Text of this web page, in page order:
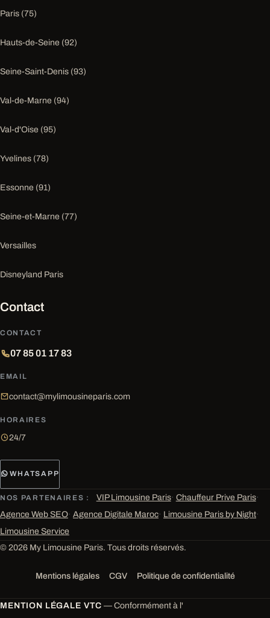
Paris (75)
Hauts-de-Seine (92)
Seine-Saint-Denis (93)
Val-de-Marne (94)
Val-d'Oise (95)
Yvelines (78)
Essonne (91)
Seine-et-Marne (77)
Versailles
Disneyland Paris
Contact
CONTACT
07 85 01 17 83
EMAIL
contact@mylimousineparis.com
HORAIRES
24/7
WHATSAPP
NOS PARTENAIRES : VIP Limousine Paris· Chauffeur Prive Paris·
Agence Web SEO· Agence Digitale Maroc· Limousine Paris by Night·
Limousine Service
© 2026 My Limousine Paris. Tous droits réservés.
Mentions légales CGV Politique de confidentialité
MENTION LÉGALE VTC — Conformément à l'